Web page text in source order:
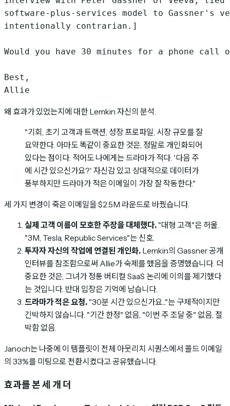
software-plus-services model to Gassner's
intentionally contrarian.]
Would you have 30 minutes for a phone call
Best,
왜 효과가 있었는지에 대한 Lemkin 자신의 분석.
"기회, 초기 고객과 트랙션, 성장 프로파일, 시장 규모를 잘
요약한다. 아마도 똑같이 중요한 것은, 정말로 개인화되어
있다는 점이다. 적어도 나에게는 드라마가 적다. '다음 주
에 시간 있으신가요?' 자신감 있고 상대적으로 데이터가
풍부하지만 드라마가 적은 이메일이 가장 잘 작동한다."
세 가지 변경이 죽은 이메일을 $2.5M 라운드로 바꿨습니다.
실제 고객 이름이 모호한 주장을 대체했다. "대형 고객"은 허울.
"3M, Tesla, Republic Services"는 신호.
투자자 자신의 작업에 연결된 개인화. Lemkin의 Gassner 공개
인터뷰를 참조함으로써 Allie가 숙제를 했음을 증명했습니다. 더
중요한 것은, 그녀가 정통 버티컬 SaaS 논리에 이의를 제기했다
는 것입니다. 반대 입장은 기억에 남습니다.
드라마가 적은 요청. "30분 시간 있으신가요..."는 구체적이지만
긴박하지 않습니다. "기간 한정" 없음, "이번 주 조달 중" 없음, 절
박함 없음.
Janoch는 나중에 이 템플릿이 전체 아웃리치 시퀀스에서 콜드 이메일
의 33%를 미팅으로 전환시켰다고 공유했습니다.
효과를 본 세 개 더